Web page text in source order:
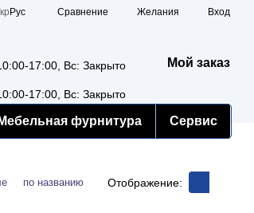
Рус Сравнение Желания Вход
17:00, Вс: Закрыто
17:00, Вс: Закрыто
Мой заказ
Мебельная фурнитура Сервис
по названию Отображение: